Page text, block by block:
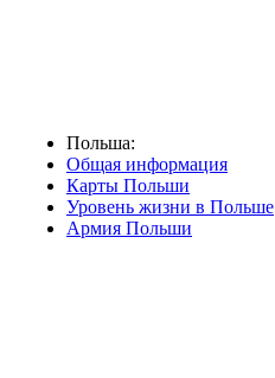
Польша:
Общая информация
Карты Польши
Уровень жизни в Польше
Армия Польши